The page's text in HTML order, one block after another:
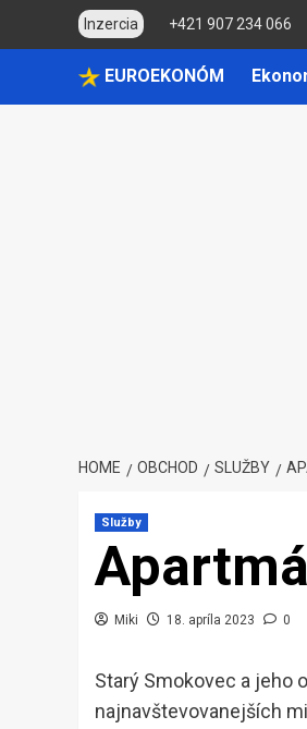
Inzercia +421 907 234 066
EUROEKONÓM
HOME OBCHOD SLUŽBY
Služby
Miki 18. apríla 2023 0
Starý Smokovec a jeho
najnavštevovanejších